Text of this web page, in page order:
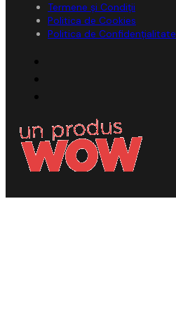
Termene și Condiții
Politica de Cookies
Politica de Confidențialitate